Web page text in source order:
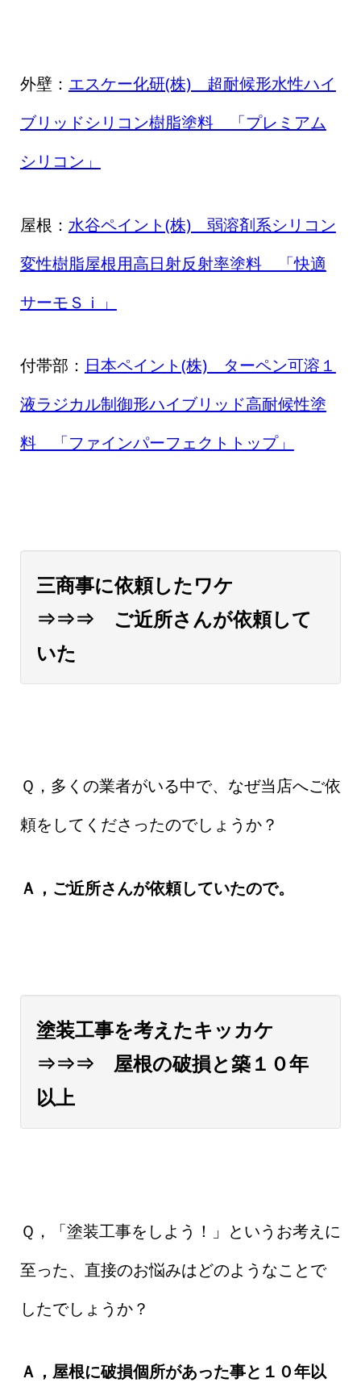
外壁： エスケー化研(株) 超耐候形水性ハイ
ブリッドシリコン樹脂塗料 「プレミアム
シリコン」
屋根： 水谷ペイント(株) 弱溶剤系シリコン
変性樹脂屋根用高日射反射率塗料 「快適
サーモＳｉ」
付帯部： 日本ペイント(株) ターペン可溶１
液ラジカル制御形ハイブリッド高耐候性塗
料 「ファインパーフェクトトップ」
三商事に依頼したワケ
⇒⇒⇒ ご近所さんが依頼して
いた
Ｑ，多くの業者がいる中で、なぜ当店へご依
頼をしてくださったのでしょうか？
Ａ，ご近所さんが依頼していたので。
塗装工事を考えたキッカケ
⇒⇒⇒ 屋根の破損と築１０年
以上
Ｑ，「塗装工事をしよう！」というお考えに
至った、直接のお悩みはどのようなことで
したでしょうか？
Ａ，屋根に破損個所があった事と１０年以